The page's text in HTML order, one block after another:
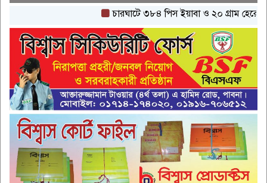
চারঘাটে ৩৮৪ পিস ইয়াবা ও ২০ গ্রাম হেরোইনসহ